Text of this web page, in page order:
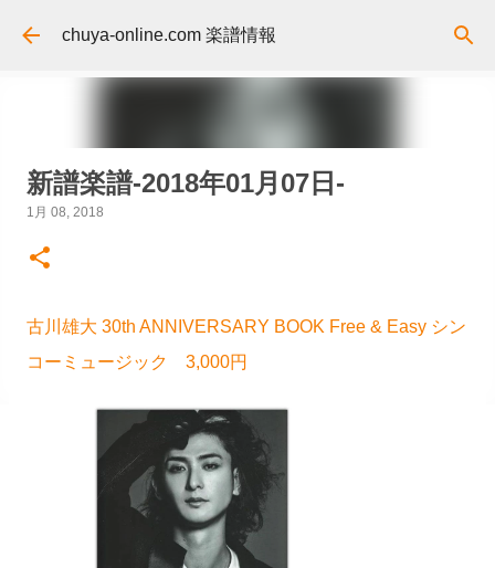
スキップしてメイン コンテンツに移動
chuya-online.com 楽譜情報
新譜楽譜-2018年01月07日-
1月 08, 2018
古川雄大 30th ANNIVERSARY BOOK Free & Easy シン
コーミュージック 3,000円